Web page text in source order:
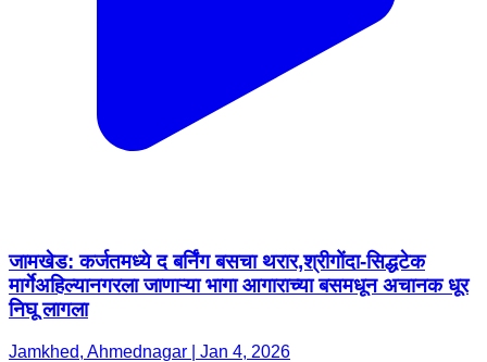
जामखेड: कर्जतमध्ये द बर्निंग बसचा थरार,श्रीगोंदा-सिद्धटेक
मार्गेअहिल्यानगरला जाणाऱ्या भागा आगाराच्या बसमधून अचानक धूर
निघू लागला
Jamkhed, Ahmednagar | Jan 4, 2026